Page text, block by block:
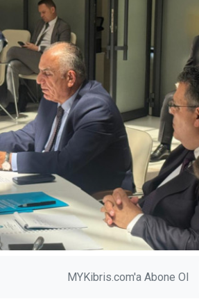
MYKibris.com'a Abone Ol